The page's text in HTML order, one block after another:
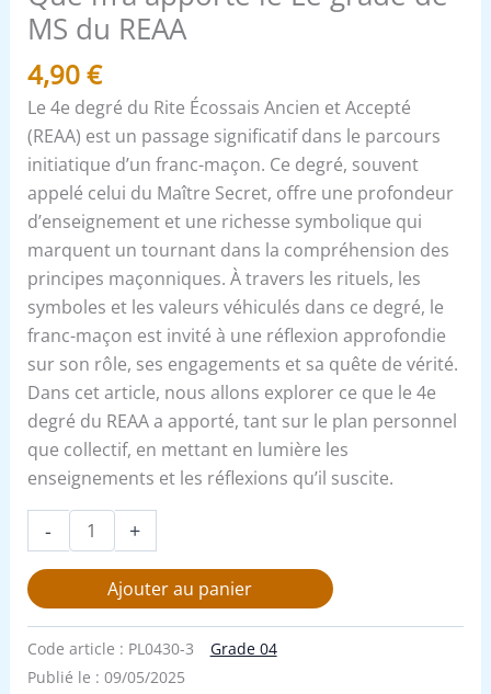
MS du REAA
4,90€
Le 4e degré du Rite Écossais Ancien et Accepté
(REAA) est un passage significatif dans le parcours
initiatique d’un franc-maçon. Ce degré, souvent
appelé celui du Maître Secret, offre une profondeur
d’enseignement et une richesse symbolique qui
marquent un tournant dans la compréhension des
principes maçonniques. À travers les rituels, les
symboles et les valeurs véhiculés dans ce degré, le
franc-maçon est invité à une réflexion approfondie
sur son rôle, ses engagements et sa quête de vérité.
Dans cet article, nous allons explorer ce que le 4e
degré du REAA a apporté, tant sur le plan personnel
que collectif, en mettant en lumière les
enseignements et les réflexions qu’il suscite.
-
REAA
+
Ajouter au panier
Code article : PL0430-3
Grade 04
Publié le : 09/05/2025